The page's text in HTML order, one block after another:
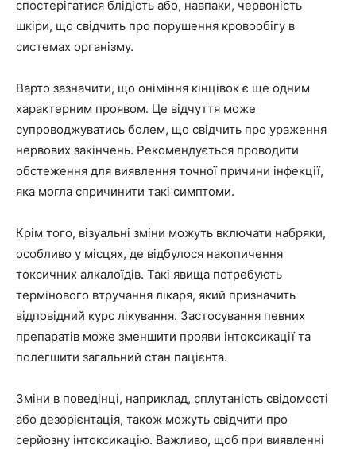
спостерігатися блідість або, навпаки, червоність
шкіри, що свідчить про порушення кровообігу в
системах організму.
Варто зазначити, що оніміння кінцівок є ще одним
характерним проявом. Це відчуття може
супроводжуватись болем, що свідчить про ураження
нервових закінчень. Рекомендується проводити
обстеження для виявлення точної причини інфекції,
яка могла спричинити такі симптоми.
Крім того, візуальні зміни можуть включати набряки,
особливо у місцях, де відбулося накопичення
токсичних алкалоїдів. Такі явища потребують
термінового втручання лікаря, який призначить
відповідний курс лікування. Застосування певних
препаратів може зменшити прояви інтоксикації та
полегшити загальний стан пацієнта.
Зміни в поведінці, наприклад, сплутаність свідомості
або дезорієнтація, також можуть свідчити про
серйозну інтоксикацію. Важливо, щоб при виявленні